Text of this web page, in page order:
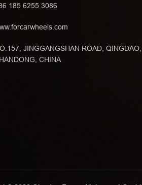
185 6255 3086
JINGGANGSHAN ROAD, QINGDAO,
CHINA